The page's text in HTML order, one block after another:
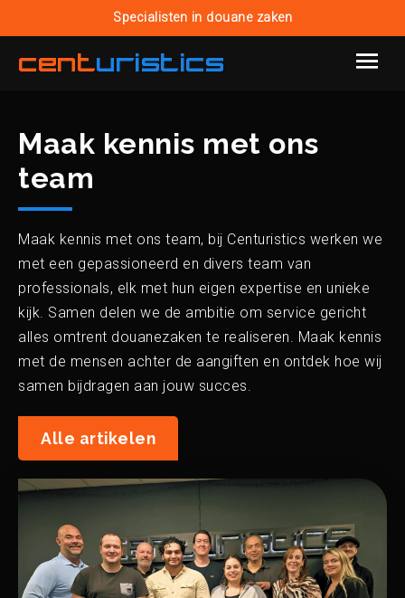
Specialisten in douane zaken
centuristics
Maak kennis met ons
team
Maak kennis met ons team, bij Centuristics werken we
met een gepassioneerd en divers team van
professionals, elk met hun eigen expertise en unieke
kijk. Samen delen we de ambitie om service gericht
alles omtrent douanezaken te realiseren. Maak kennis
met de mensen achter de aangiften en ontdek hoe wij
samen bijdragen aan jouw succes.
Alle artikelen